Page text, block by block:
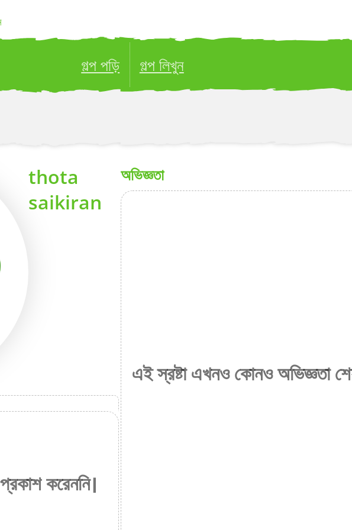
গল্প পড়ি গল্প লিখুন
thota
saikiran
করেননি।
অভিজ্ঞতা
এই স্রষ্টা এখনও কোনও অভিজ্ঞতা